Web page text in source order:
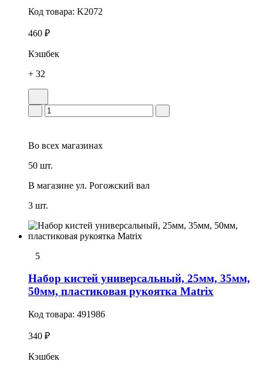
Код товара: K2072
460 ₽
Кэшбек
+ 32
Во всех магазинах
50 шт.
В магазине ул. Рогожский вал
3 шт.
5
Набор кистей универсальный, 25мм, 35мм,
50мм, пластиковая рукоятка Matrix
Код товара: 491986
340 ₽
Кэшбек